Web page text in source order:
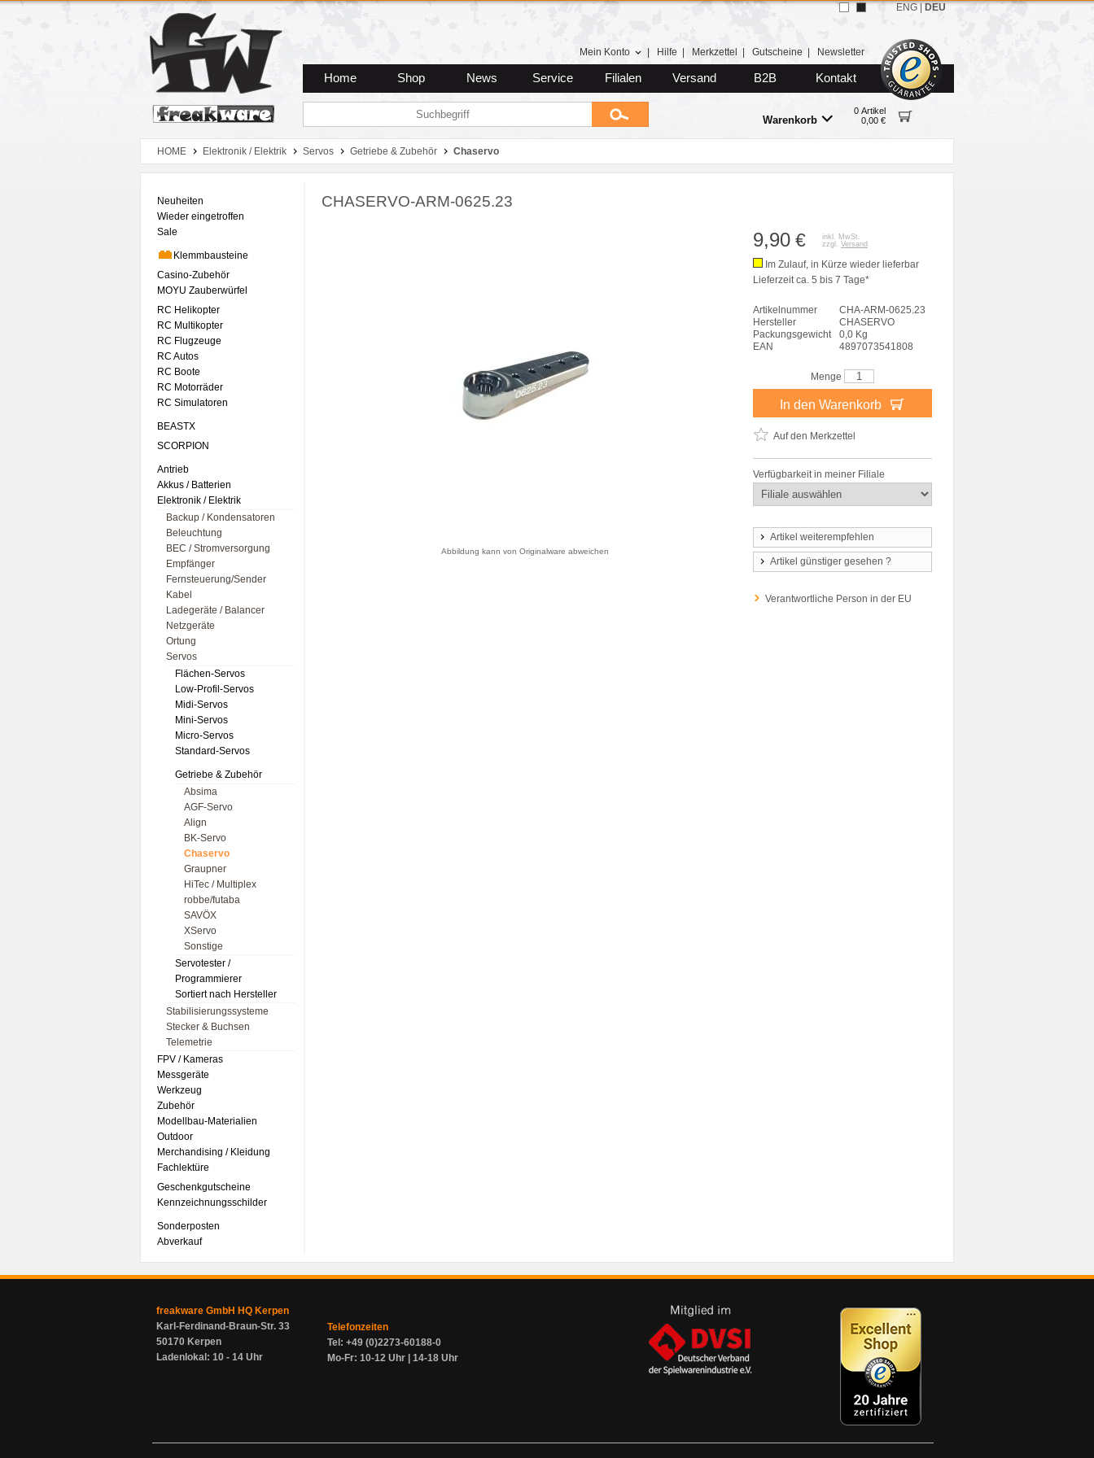
Zum Hauptmenue
Zum Seiteninhalt
Zum Warenkob
Mein Konto Hilfe Merkzettel Gutscheine Newsletter
Home Shop News Service Filialen Versand B2B Kontakt
Warenkorb
0 Artikel
0,00 €
ENG DEU
HOME Elektronik / Elektrik Servos Getriebe & Zubehör Chaservo
Neuheiten
Wieder eingetroffen
Sale
Klemmbausteine
Casino-Zubehör
MOYU Zauberwürfel
RC Helikopter
RC Multikopter
RC Flugzeuge
RC Autos
RC Boote
RC Motorräder
RC Simulatoren
BEASTX
SCORPION
Antrieb
Akkus / Batterien
Elektronik / Elektrik
Backup / Kondensatoren
Beleuchtung
BEC / Stromversorgung
Empfänger
Fernsteuerung/Sender
Kabel
Ladegeräte / Balancer
Netzgeräte
Ortung
Servos
Flächen-Servos
Low-Profil-Servos
Midi-Servos
Mini-Servos
Micro-Servos
Standard-Servos
Getriebe & Zubehör
Absima
AGF-Servo
Align
BK-Servo
Chaservo
Graupner
HiTec / Multiplex
robbe/futaba
SAVÖX
XServo
Sonstige
Servotester /
Programmierer
Sortiert nach Hersteller
Stabilisierungssysteme
Stecker & Buchsen
Telemetrie
FPV / Kameras
Messgeräte
Werkzeug
Zubehör
Modellbau-Materialien
Outdoor
Merchandising / Kleidung
Fachlektüre
Geschenkgutscheine
Kennzeichnungsschilder
Sonderposten
Abverkauf
CHASERVO-ARM-0625.23
Abbildung kann von Originalware abweichen
9,90 €
inkl. MwSt.
zzgl. Versand
Im Zulauf, in Kürze wieder lieferbar
Lieferzeit ca. 5 bis 7 Tage*
Artikelnummer
CHA-ARM-0625.23
Hersteller
CHASERVO
Packungsgewicht
0,0 Kg
EAN
4897073541808
Menge
In den Warenkorb
Auf den Merkzettel
Verfügbarkeit in meiner Filiale
Artikel weiterempfehlen
Artikel günstiger gesehen ?
Verantwortliche Person in der EU
freakware GmbH HQ Kerpen
Karl-Ferdinand-Braun-Str. 33
50170 Kerpen
Ladenlokal: 10 - 14 Uhr
Telefonzeiten
Tel: +49 (0)2273-60188-0
Mo-Fr: 10-12 Uhr | 14-18 Uhr